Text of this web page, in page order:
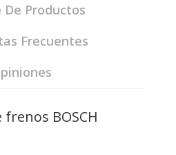
De Productos
Frecuentes
BOSCH